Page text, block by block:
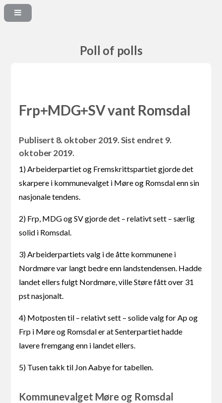
Poll of polls
Frp+MDG+SV vant Romsdal
Publisert 8. oktober 2019. Sist endret 9.
oktober 2019.
1) Arbeiderpartiet og Fremskrittspartiet gjorde det
skarpere i kommunevalget i Møre og Romsdal enn sin
nasjonale tendens.
2) Frp, MDG og SV gjorde det – relativt sett – særlig
solid i Romsdal.
3) Arbeiderpartiets valg i de åtte kommunene i
Nordmøre var langt bedre enn landstendensen. Hadde
landet ellers fulgt Nordmøre, ville Støre fått over 31
pst nasjonalt.
4) Motposten til – relativt sett – solide valg for Ap og
Frp i Møre og Romsdal er at Senterpartiet hadde
lavere fremgang enn i landet ellers.
5) Tusen takk til Jon Aabye for tabellen.
Kommunevalget Møre og Romsdal